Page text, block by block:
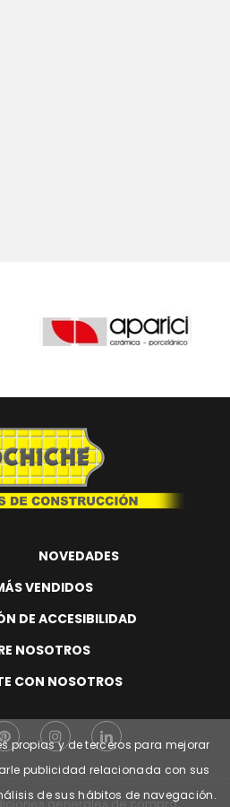
NOVEDADES
VENDIDOS
DE ACCESIBILIDAD
NOSOTROS
CON NOSOTROS
propias y de terceros para mejorar
publicidad relacionada con sus
de sus hábitos de navegación.